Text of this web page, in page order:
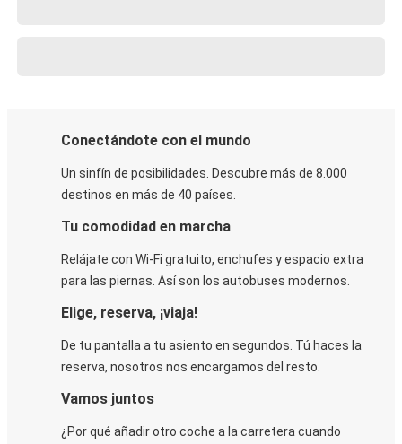
Conectándote con el mundo
Un sinfín de posibilidades. Descubre más de 8.000
destinos en más de 40 países.
Tu comodidad en marcha
Relájate con Wi-Fi gratuito, enchufes y espacio extra
para las piernas. Así son los autobuses modernos.
Elige, reserva, ¡viaja!
De tu pantalla a tu asiento en segundos. Tú haces la
reserva, nosotros nos encargamos del resto.
Vamos juntos
¿Por qué añadir otro coche a la carretera cuando